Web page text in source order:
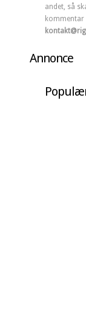
andet, så
kommentar
Annonce